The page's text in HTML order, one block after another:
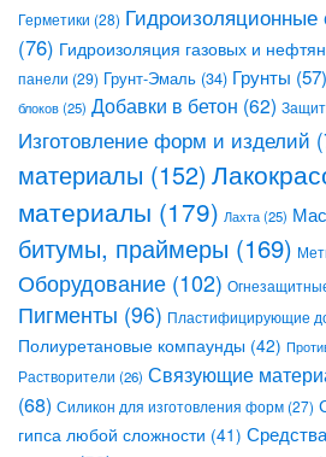
Герметики (28) Гидроизоляционные
(76) Гидроизоляция газовых и
панели (29) Грунт-Эмаль (34) Грунты (57)
блоков(25) Добавки в бетон (62)
Изготовление форм и изделий
материалы (152)
материалы (179) Лахта(25)
битумы, праймеры (169)
Оборудование (102)
Пигменты (96) Пластифицирующие
Полиуретановые компаунды (42)
Растворители (26) Связующие
(68) Силикон для изготовления форм(27)
гипса любой сложности (41)